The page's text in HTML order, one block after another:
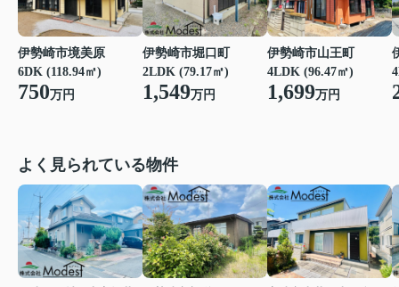
伊勢崎市境美原
6DK (118.94㎡)
750万円
伊勢崎市堀口町
2LDK (79.17㎡)
1,549万円
伊勢崎市山王町
4LDK (96.47㎡)
1,699万円
よく見られている物件